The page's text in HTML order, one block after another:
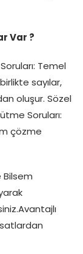
Var ?
Temel
sayılar,
oluşur. Sözel
Soruları:
çözme
Bilsem